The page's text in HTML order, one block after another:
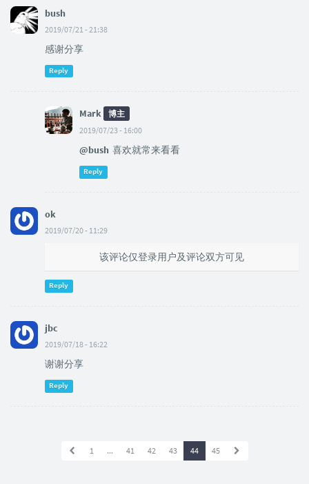
bush
2019/07/21 - 21:38
感谢分享
Reply
Mark
博主
2019/07/23 - 16:00
@bush 喜欢就常来看看
Reply
ok
2019/07/20 - 11:29
该评论仅登录用户及评论双方可见
Reply
jbc
2019/07/18 - 16:22
谢谢分享
Reply
1 ... 41 42 43 44 45